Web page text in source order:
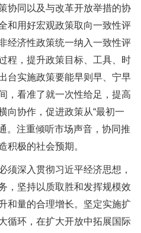
协同以及与改革开放举措的协
和用好宏观政策取向一致性评
经济性政策统一纳入一致性评
程，提升政策目标、工具、时
台实施政策要能早则早、宁早
，看准了就一次性给足，提高
向协作，促进政策从“最初一
。注重倾听市场声音，协同推
积极的社会预期。
深入贯彻习近平经济思想，
，坚持以质取胜和发挥规模效
和量的合理增长。坚定实施扩
循环，在扩大开放中拓展国际